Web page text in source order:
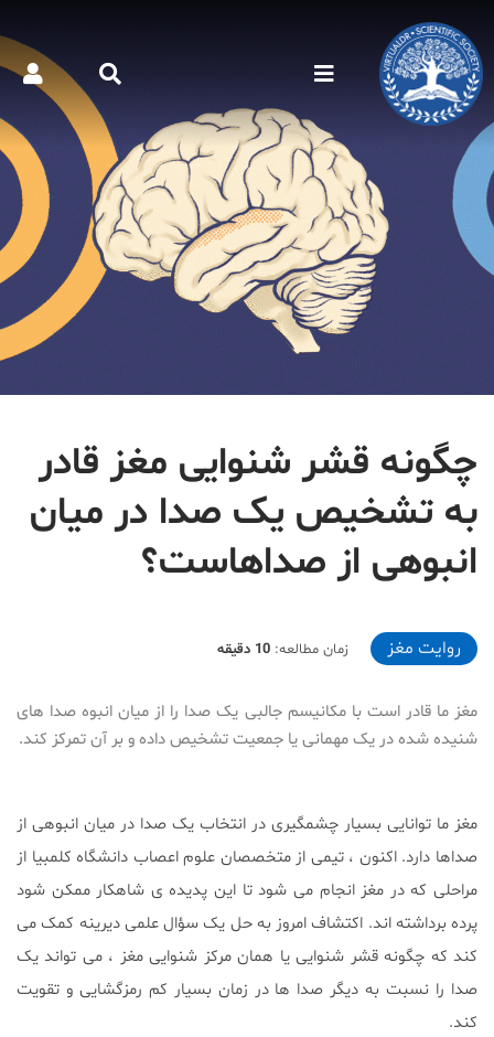
چگونه قشر شنوایی مغز قادر
به تشخیص یک صدا در میان
انبوهی از صداهاست؟
2019-10-23T12:01:42+03:30
روایت مغز زمان مطالعه: 10 دقیقه
مغز ما قادر است با مکانیسم جالبی یک صدا را از میان انبوه صدا های
شنیده شده در یک مهمانی یا جمعیت تشخیص داده و بر آن تمرکز کند.
مغز ما توانایی بسیار چشمگیری در انتخاب یک صدا در میان انبوهی از
صداها دارد. اکنون ، تیمی از متخصصان علوم اعصاب دانشگاه کلمبیا از
مراحلی که در مغز انجام می شود تا این پدیده ی شاهکار ممکن شود
پرده برداشته اند. اکتشاف امروز به حل یک سؤال علمی دیرینه کمک می
کند که چگونه قشر شنوایی یا همان مرکز شنوایی مغز ، می تواند یک
صدا را نسبت به دیگر صدا ها در زمان بسیار کم رمزگشایی و تقویت
کند.